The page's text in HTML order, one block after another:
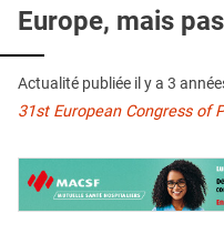
PUBLICITÉ
CONDITIONS GÉNÉRALES
CONTACT
Europe, mais
Actualité publiée il y a 3
31st European Congress of